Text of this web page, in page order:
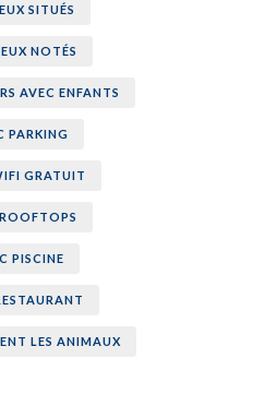
SITUÉS
NOTÉS
AVEC ENFANTS
PARKING
GRATUIT
PISCINE
LES ANIMAUX